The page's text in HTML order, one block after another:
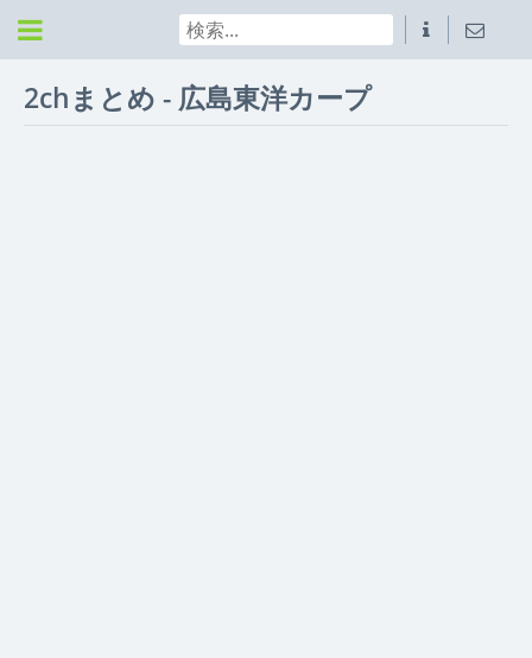
2chまとめ - 広島東洋カープ